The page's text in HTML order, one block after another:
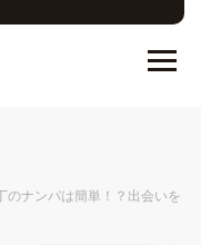
のナンパは簡単！？出会いを